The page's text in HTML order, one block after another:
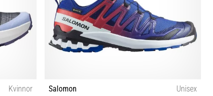
Kvinnor
Salomon
Unisex